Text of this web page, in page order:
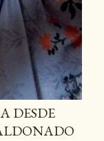
DESDE